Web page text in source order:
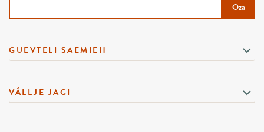
Oza
GUEVTELI SAEMIEH
VÁLLJE JAGI